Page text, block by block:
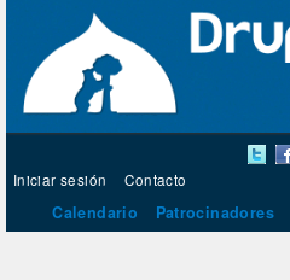
Iniciar sesión Contacto
Calendario Patrocinadores